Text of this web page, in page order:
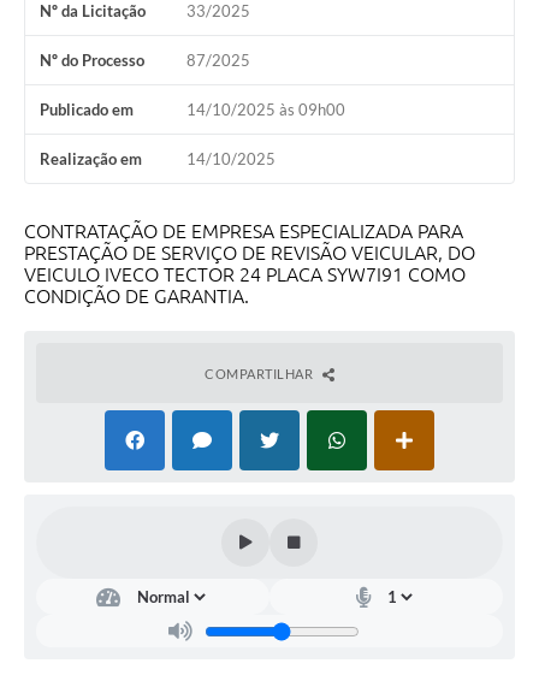
Galeria de Vídeos
Projetos
Contas Públicas
Legislação
Links
Serviços Online
Diário Oficial
Nº da Licitação 33/2025
Nº do Processo 87/2025
Publicado em 14/10/2025 às 09h00
Realização em 14/10/2025
CONTRATAÇÃO DE EMPRESA ESPECIALIZADA PARA
PRESTAÇÃO DE SERVIÇO DE REVISÃO VEICULAR, DO
VEICULO IVECO TECTOR 24 PLACA SYW7I91 COMO
CONDIÇÃO DE GARANTIA.
COMPARTILHAR